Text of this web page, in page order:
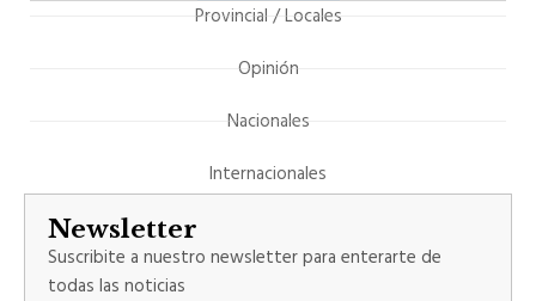
Provincial / Locales
Opinión
Nacionales
Internacionales
Newsletter
Suscribite a nuestro newsletter para enterarte de
todas las noticias